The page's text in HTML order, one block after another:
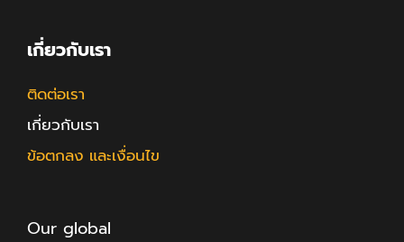
เกี่ยวกับเรา
ติดต่อเรา
เกี่ยวกับเรา
ข้อตกลง และเงื่อนไข
Our global